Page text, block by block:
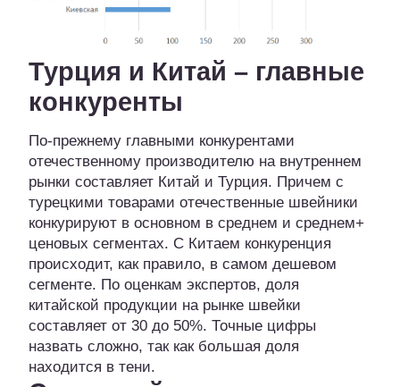
Турция и Китай – главные
конкуренты
По-прежнему главными конкурентами
отечественному производителю на внутреннем
рынки составляет Китай и Турция. Причем с
турецкими товарами отечественные швейники
конкурируют в основном в среднем и среднем+
ценовых сегментах. С Китаем конкуренция
происходит, как правило, в самом дешевом
сегменте. По оценкам экспертов, доля
китайской продукции на рынке швейки
составляет от 30 до 50%. Точные цифры
назвать сложно, так как большая доля
находится в тени.